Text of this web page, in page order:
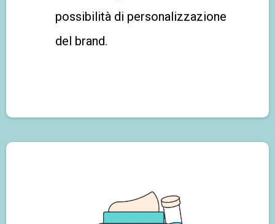
possibilità di personalizzazione
del brand.